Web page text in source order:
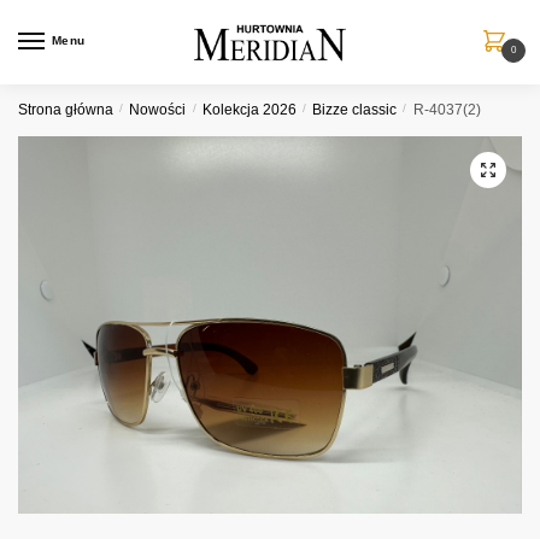
Menu
0
Strona główna / Nowości / Kolekcja 2026 / Bizze classic / R-4037(2)